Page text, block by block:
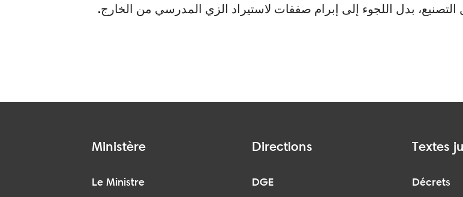
التصنيع، بدل اللجوء إلى إبرام صفقات لاستيراد الزي المدرسي من الخارج.
Textes
Décrets
Directions
DGE
Ministère
Le Ministre